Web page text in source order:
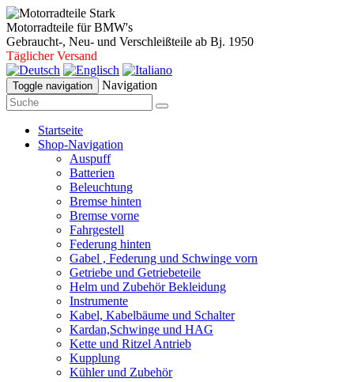
Motorradteile für BMW's
Gebraucht-, Neu- und Verschleißteile ab Bj. 1950
Täglicher Versand
Toggle navigation Navigation
Startseite
Shop-Navigation
Auspuff
Batterien
Beleuchtung
Bremse hinten
Bremse vorne
Fahrgestell
Federung hinten
Gabel , Federung und Schwinge vorn
Getriebe und Getriebeteile
Helm und Zubehör Bekleidung
Instrumente
Kabel, Kabelbäume und Schalter
Kardan,Schwinge und HAG
Kette und Ritzel Antrieb
Kupplung
Kühler und Zubehör